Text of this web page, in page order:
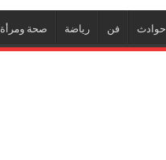
حوادث فن رياضة صحة ومرأة